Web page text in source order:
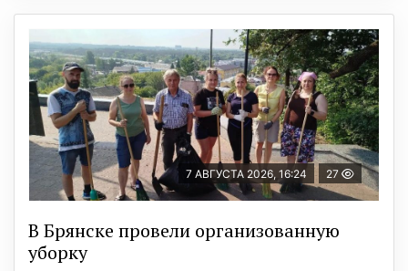
7 АВГУСТА 2026, 16:24 27
В Брянске провели организованную
уборку